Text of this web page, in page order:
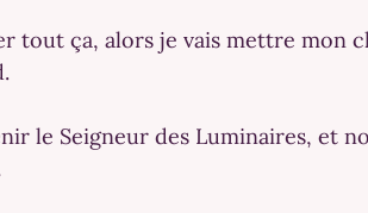
tout ça, alors je vais mettre mon
le Seigneur des Luminaires, et